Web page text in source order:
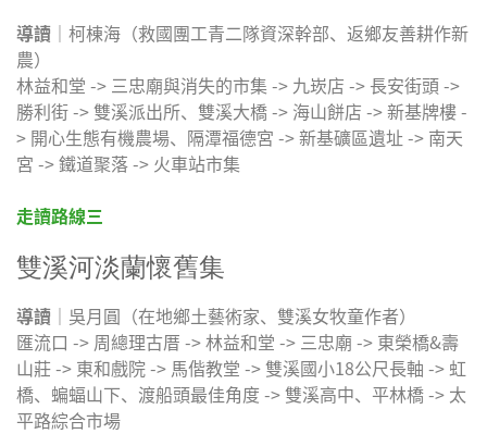
導讀 ｜柯棟海（救國團工青二隊資深幹部、返鄉友善耕作新
農）
林益和堂 -> 三忠廟與消失的市集 -> 九崁店 -> 長安街頭 ->
勝利街 -> 雙溪派出所、雙溪大橋 -> 海山餅店 -> 新基牌樓 -
> 開心生態有機農場、隔潭福德宮 -> 新基礦區遺址 -> 南天
宮 -> 鐵道聚落 -> 火車站市集
走讀路線三
雙溪河淡蘭懷舊集
導讀 ｜吳月圓（在地鄉土藝術家、雙溪女牧童作者）
匯流口 -> 周總理古厝 -> 林益和堂 -> 三忠廟 -> 東榮橋&壽
山莊 -> 東和戲院 -> 馬偕教堂 -> 雙溪國小18公尺長軸 -> 虹
橋、蝙蝠山下、渡船頭最佳角度 -> 雙溪高中、平林橋 -> 太
平路綜合市場